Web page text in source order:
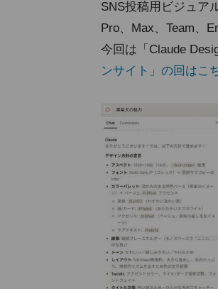
SNS投稿用ビジュア
Pro、Max、Team、
今回は「Claude
ンサイト」の回はこ